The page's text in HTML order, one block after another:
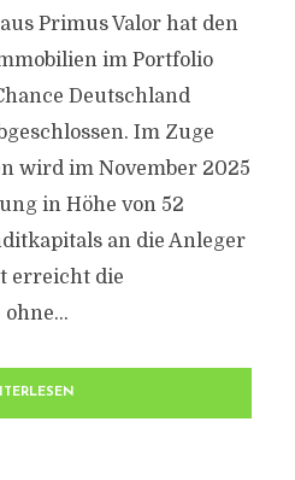
Primus Valor hat den
im Portfolio
Deutschland
Im Zuge
wird im November 2025
in Höhe von 52
an die Anleger
erreicht die